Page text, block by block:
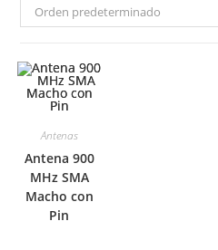
Orden predeterminado
Antenas
Antena 900
MHz SMA
Macho con
Pin